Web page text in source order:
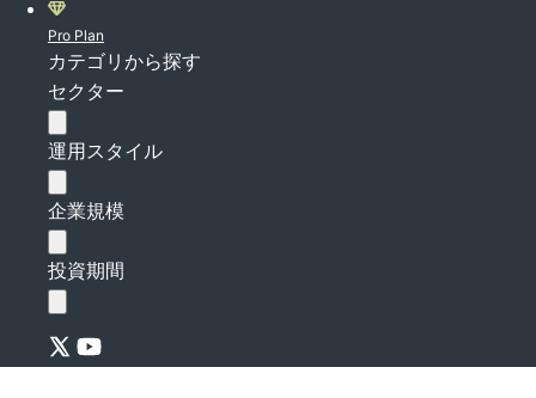
Pro Plan
カテゴリから探す
セクター
運用スタイル
企業規模
投資期間